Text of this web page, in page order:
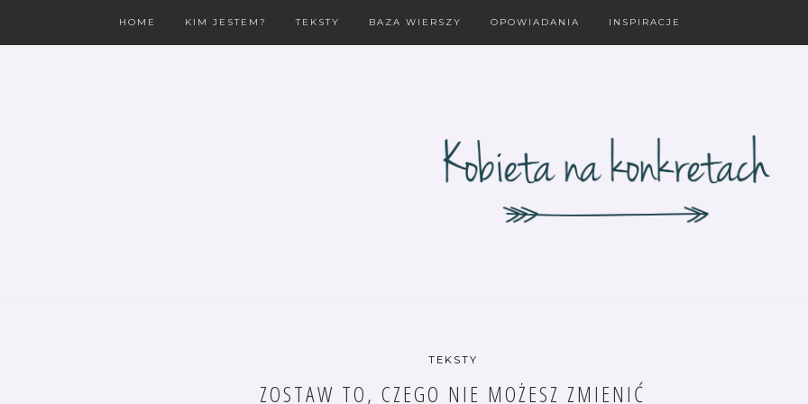
HOME KIM JESTEM? TEKSTY BAZA WIERSZY OPOWIADANIA INSPIRACJE
TEKSTY
ZOSTAW TO, CZEGO NIE MOŻESZ ZMIENIĆ